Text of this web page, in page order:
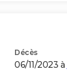
Décès
06/11/2023 à